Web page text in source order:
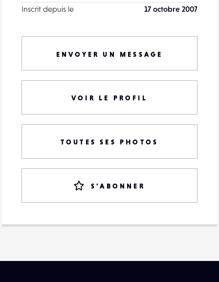
Inscrit depuis le
17 octobre 2007
ENVOYER UN MESSAGE
VOIR LE PROFIL
TOUTES SES PHOTOS
S'ABONNER